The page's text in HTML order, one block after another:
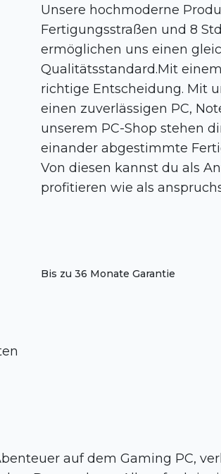
Unsere hochmoderne
Fertigungsstraßen und 8
ermöglichen uns einen
Qualitätsstandard.Mit
richtige Entscheidung. Mit
einen zuverlässigen PC,
unserem PC-Shop stehen
einander abgestimmte
Von diesen kannst du als
profitieren wie als
Bis zu 36 Monate Garantie
auf dem Gaming PC,